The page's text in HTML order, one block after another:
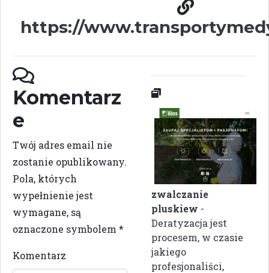
https://
Komentarz
e
Twój adres email nie
zostanie opublikowany.
Pola, których
wypełnienie jest
wymagane, są
oznaczone symbolem *
Komentarz
zwalczanie
pluskiew -
Deratyzacja jest
procesem, w czasie
jakiego
profesjonaliści,